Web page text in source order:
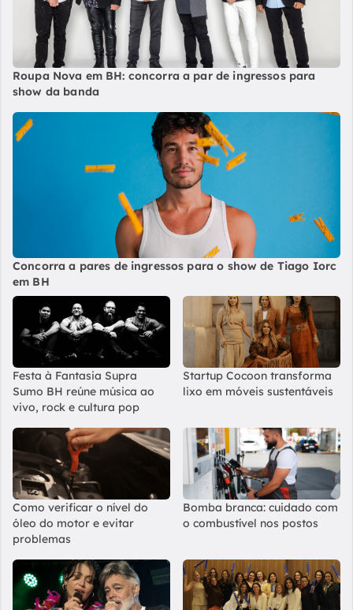
Roupa Nova em BH: concorra a par de ingressos para
show da banda
Concorra a pares de ingressos para o show de Tiago Iorc
em BH
Festa à Fantasia Supra
Sumo BH reúne música ao
vivo, rock e cultura pop
Startup Cocoon transforma
lixo em móveis sustentáveis
Como verificar o nível do
óleo do motor e evitar
problemas
Bomba branca: cuidado com
o combustível nos postos